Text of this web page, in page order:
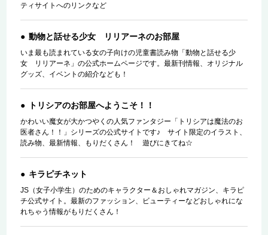
ティサイトへのリンクなど
動物と話せる少女 リリアーネのお部屋
いま最も読まれている女の子向けの児童書読み物「動物と話せる少
女 リリアーネ」の公式ホームページです。最新刊情報、オリジナル
グッズ、イベントの紹介なども！
トリシアのお部屋へようこそ！！
かわいい魔女が大かつやくの人気ファンタジー「トリシアは魔法のお
医者さん！！」シリーズの公式サイトです♪ サイト限定のイラスト、
読み物、最新情報、もりだくさん！ 遊びにきてね☆
キラピチネット
JS（女子小学生）のためのキャラクター＆おしゃれマガジン、キラピ
チ公式サイト。最新のファッション、ビューティーなどおしゃれにな
れちゃう情報がもりだくさん！